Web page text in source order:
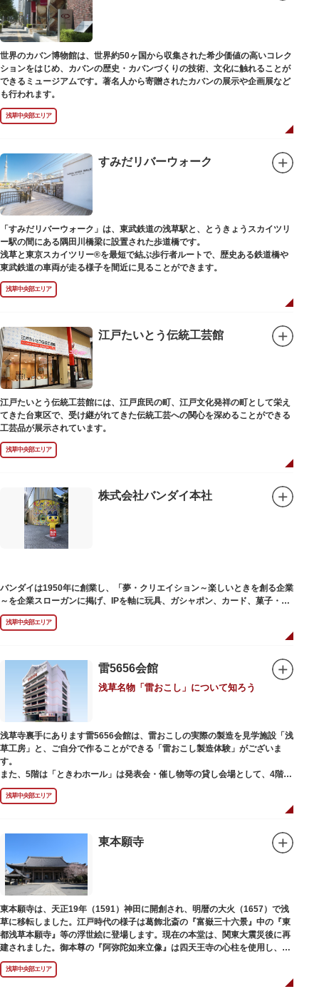
世界のカバン博物館は、世界約50ヶ国から収集された希少価値の高いコレク
ションをはじめ、カバンの歴史・カバンづくりの技術、文化に触れることが
できるミュージアムです。著名人から寄贈されたカバンの展示や企画展など
も行われます。
浅草中央部エリア
すみだリバーウォーク
「すみだリバーウォーク」は、東武鉄道の浅草駅と、とうきょうスカイツリ
ー駅の間にある隅田川橋梁に設置された歩道橋です。
浅草と東京スカイツリー®を最短で結ぶ歩行者ルートで、歴史ある鉄道橋や
東武鉄道の車両が走る様子を間近に見ることができます。
浅草中央部エリア
江戸たいとう伝統工芸館
江戸たいとう伝統工芸館には、江戸庶民の町、江戸文化発祥の町として栄え
てきた台東区で、受け継がれてきた伝統工芸への関心を深めることができる
工芸品が展示されています。
浅草中央部エリア
株式会社バンダイ本社
バンダイは1950年に創業し、「夢・クリエイション～楽しいときを創る企業
～を企業スローガンに掲げ、IPを軸に玩具、ガシャポン、カード、菓子・食
品・食玩、アパレル、日用雑貨など、お客さまの身近で楽しんでいただける
エンターテインメントをお届けしています。
浅草中央部エリア
雷5656会館
浅草名物「雷おこし」について知ろう
浅草寺裏手にあります雷5656会館は、雷おこしの実際の製造を見学施設「浅
草工房」と、ご自分で作ることができる「雷おこし製造体験」がございま
す。
また、5階は「ときわホール」は発表会・催し物等の貸し会場として、4階は
打合せなどでご利用いただける「貸しスペース」がございます。
浅草中央部エリア
東本願寺
東本願寺は、天正19年（1591）神田に開創され、明暦の大火（1657）で浅
草に移転しました。江戸時代の様子は葛飾北斎の『富嶽三十六景』中の『東
都浅草本願寺』等の浮世絵に登場します。現在の本堂は、関東大震災後に再
建されました。御本尊の『阿弥陀如来立像』は四天王寺の心柱を使用し、嘉
禄2年（1226）頃の作と伝わっています。また、梵鐘は寛永7年（1630）以
後のものと推定され、都内に現存する梵鐘の中では有数の風格を誇り、毎年
浅草中央部エリア